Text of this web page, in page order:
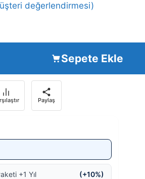
değerlendirmesi)
Sepete Ekle
Paylaş
+1 Yıl (+10%)